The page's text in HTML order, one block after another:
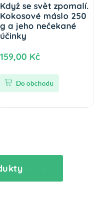
Když se svět zpomalí.
Kokosové máslo 250
g a jeho nečekané
účinky
159,00 Kč
Do obchodu